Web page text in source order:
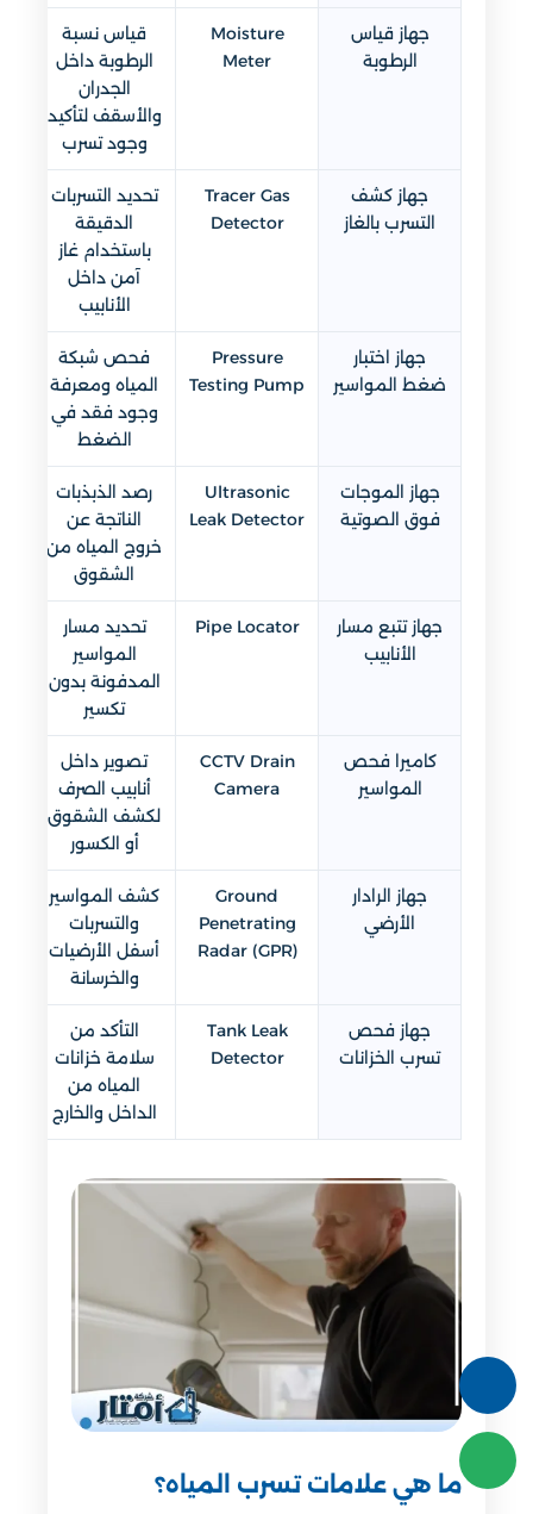
جهاز قياس
الرطوبة
Moisture
Meter
قياس نسبة
الرطوبة داخل
الجدران
والأسقف لتأكيد
وجود تسرب
جهاز كشف
التسرب بالغاز
Tracer Gas
Detector
تحديد التسربات
الدقيقة
باستخدام غاز
آمن داخل
الأنابيب
جهاز اختبار
ضغط المواسير
Pressure
Testing Pump
فحص شبكة
المياه ومعرفة
وجود فقد في
الضغط
جهاز الموجات
فوق الصوتية
Ultrasonic
Leak Detector
رصد الذبذبات
الناتجة عن
خروج المياه من
الشقوق
جهاز تتبع مسار
الأنابيب
Pipe Locator
تحديد مسار
المواسير
المدفونة بدون
تكسير
كاميرا فحص
المواسير
CCTV Drain
Camera
تصوير داخل
أنابيب الصرف
لكشف الشقوق
أو الكسور
جهاز الرادار
الأرضي
Ground
Penetrating
Radar (GPR)
كشف المواسير
والتسربات
أسفل الأرضيات
والخرسانة
جهاز فحص
تسرب الخزانات
Tank Leak
Detector
التأكد من
سلامة خزانات
المياه من
الداخل والخارج
ما هي علامات تسرب المياه؟